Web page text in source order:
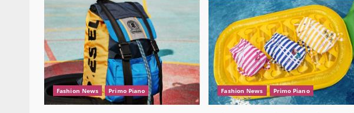
Fashion News Primo Piano Fashion News Primo Piano